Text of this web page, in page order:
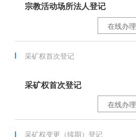
宗教活动场所法人登记
在线办理
采矿权首次登记
采矿权首次登记
在线办理
采矿权变更（续期）登记